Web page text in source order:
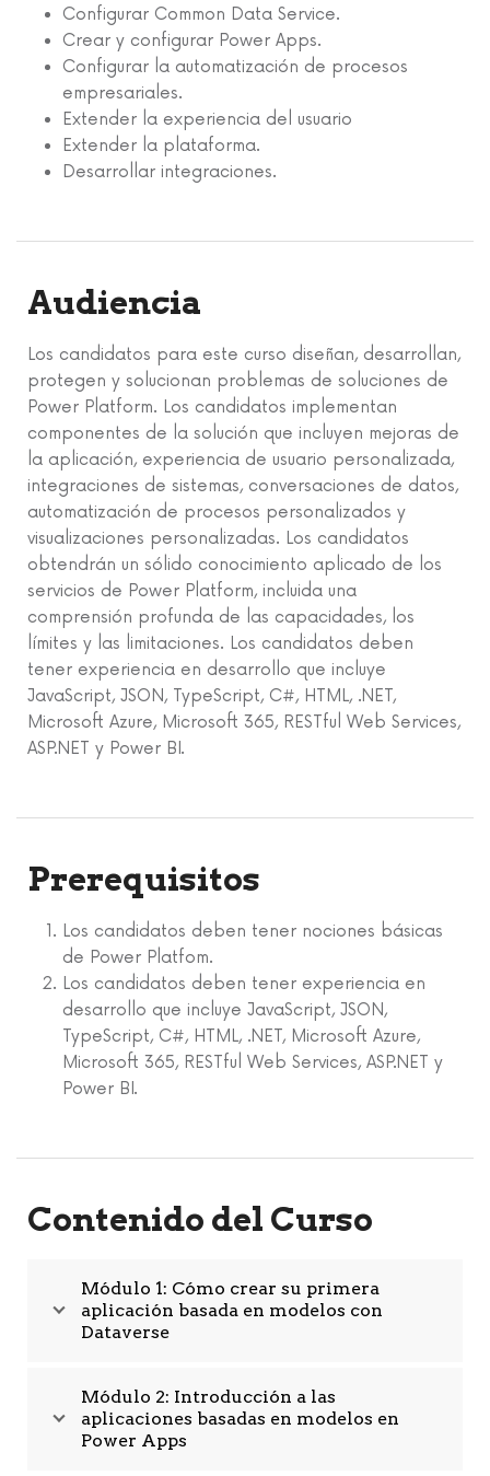
Configurar Common Data Service.
Crear y configurar Power Apps.
Configurar la automatización de procesos
empresariales.
Extender la experiencia del usuario
Extender la plataforma.
Desarrollar integraciones.
Audiencia
Los candidatos para este curso diseñan, desarrollan,
protegen y solucionan problemas de soluciones de
Power Platform. Los candidatos implementan
componentes de la solución que incluyen mejoras de
la aplicación, experiencia de usuario personalizada,
integraciones de sistemas, conversaciones de datos,
automatización de procesos personalizados y
visualizaciones personalizadas. Los candidatos
obtendrán un sólido conocimiento aplicado de los
servicios de Power Platform, incluida una
comprensión profunda de las capacidades, los
límites y las limitaciones. Los candidatos deben
tener experiencia en desarrollo que incluye
JavaScript, JSON, TypeScript, C#, HTML, .NET,
Microsoft Azure, Microsoft 365, RESTful Web Services,
ASP.NET y Power BI.
Prerequisitos
Los candidatos deben tener nociones básicas
de Power Platfom.
Los candidatos deben tener experiencia en
desarrollo que incluye JavaScript, JSON,
TypeScript, C#, HTML, .NET, Microsoft Azure,
Microsoft 365, RESTful Web Services, ASP.NET y
Power BI.
Contenido del Curso
Módulo 1: Cómo crear su primera
aplicación basada en modelos con
Dataverse
Módulo 2: Introducción a las
aplicaciones basadas en modelos en
Power Apps